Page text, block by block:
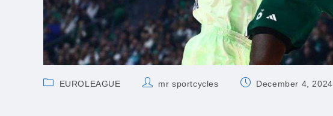
PostEUROLEAGUE
Postmr sportcycles
PostDecember 4, 2024